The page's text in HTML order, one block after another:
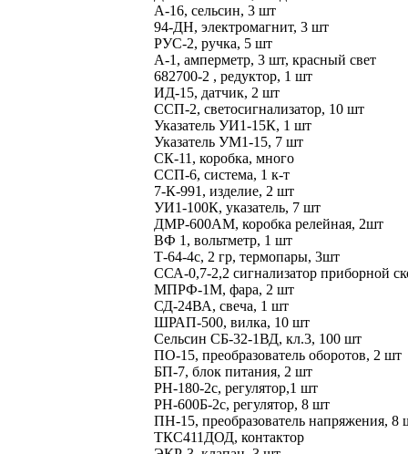
А-16, сельсин, 3 шт
94-ДН, электромагнит, 3 шт
РУС-2, ручка, 5 шт
А-1, амперметр, 3 шт, красный свет
682700-2 , редуктор, 1 шт
ИД-15, датчик, 2 шт
ССП-2, светосигнализатор, 10 шт
Указатель УИ1-15К, 1 шт
Указатель УМ1-15, 7 шт
СК-11, коробка, много
ССП-6, система, 1 к-т
7-К-991, изделие, 2 шт
УИ1-100К, указатель, 7 шт
ДМР-600АМ, коробка релейная, 2шт
ВФ 1, вольтметр, 1 шт
Т-64-4с, 2 гр, термопары, 3шт
ССА-0,7-2,2 сигнализатор приборной
МПРФ-1М, фара, 2 шт
СД-24ВА, свеча, 1 шт
ШРАП-500, вилка, 10 шт
Сельсин СБ-32-1ВД, кл.3, 100 шт
ПО-15, преобразователь оборотов, 2 шт
БП-7, блок питания, 2 шт
РН-180-2с, регулятор,1 шт
РН-600Б-2с, регулятор, 8 шт
ПН-15, преобразователь напряжения, 8
ТКС411ДОД, контактор